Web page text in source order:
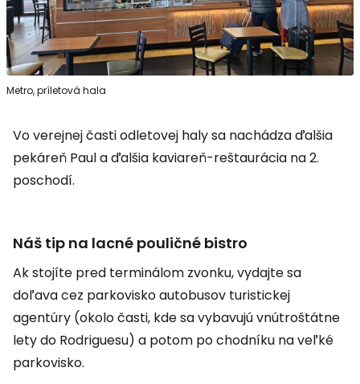
Metro, príletová hala
Vo verejnej časti odletovej haly sa nachádza ďalšia
pekáreň Paul a ďalšia kaviareň-reštaurácia na 2.
poschodí.
Náš tip na lacné pouličné bistro
Ak stojíte pred terminálom zvonku, vydajte sa
doľava cez parkovisko autobusov turistickej
agentúry (okolo časti, kde sa vybavujú vnútroštátne
lety do Rodriguesu) a potom po chodníku na veľké
parkovisko.